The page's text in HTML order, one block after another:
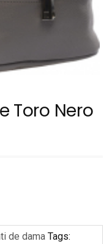
Toro Nero
de dama Tags: